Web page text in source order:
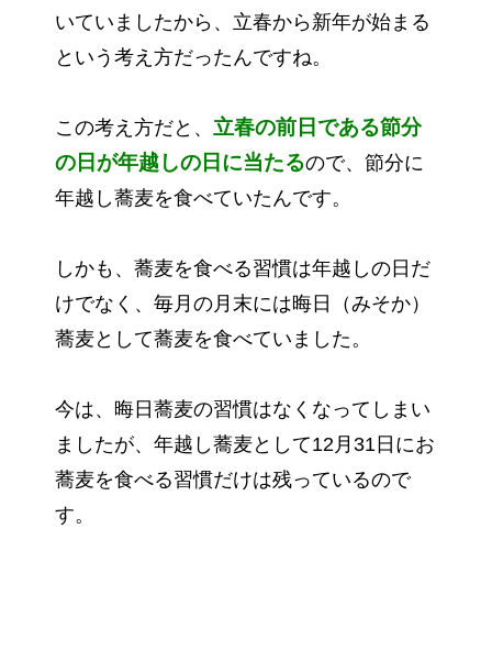
いていましたから、立春から新年が始まる
という考え方だったんですね。
この考え方だと、 立春の前日である節分
の日が年越しの日に当たるので、節分に
年越し蕎麦を食べていたんです。
しかも、蕎麦を食べる習慣は年越しの日だ
けでなく、毎月の月末には晦日（みそか）
蕎麦として蕎麦を食べていました。
今は、晦日蕎麦の習慣はなくなってしまい
ましたが、年越し蕎麦として12月31日にお
蕎麦を食べる習慣だけは残っているので
す。